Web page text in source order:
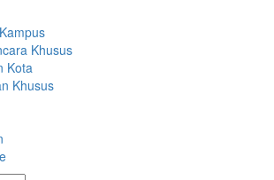
Khusus
Kota
Khusus